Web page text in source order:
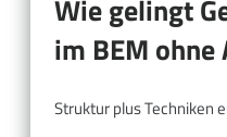
Wie gelingt
im BEM ohne
Struktur plus Techniken